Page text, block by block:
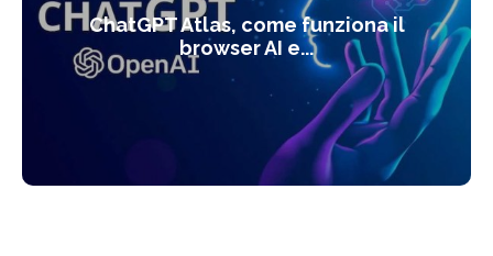
ChatGPT Atlas, come funziona il
browser AI e...